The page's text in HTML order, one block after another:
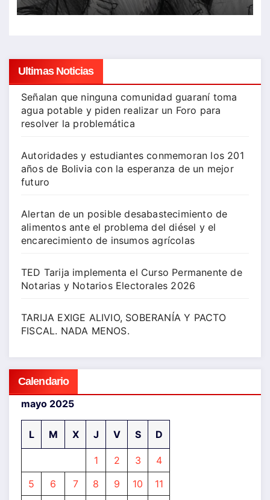
Ultimas Noticias
Señalan que ninguna comunidad guaraní toma
agua potable y piden realizar un Foro para
resolver la problemática
Autoridades y estudiantes conmemoran los 201
años de Bolivia con la esperanza de un mejor
futuro
Alertan de un posible desabastecimiento de
alimentos ante el problema del diésel y el
encarecimiento de insumos agrícolas
TED Tarija implementa el Curso Permanente de
Notarias y Notarios Electorales 2026
TARIJA EXIGE ALIVIO, SOBERANÍA Y PACTO
FISCAL. NADA MENOS.
Calendario
mayo 2025
L M X J V S D
1 2 3
4
5
6 7 8 9 10
11